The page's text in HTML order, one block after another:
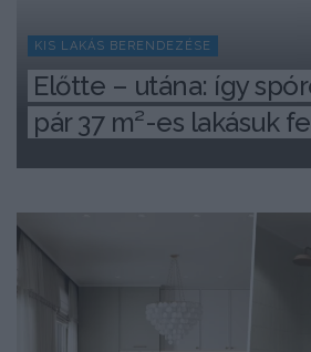
KIS LAKÁS BERENDEZÉSE
Előtte – utána: így
pár 37 m²-es lakásuk